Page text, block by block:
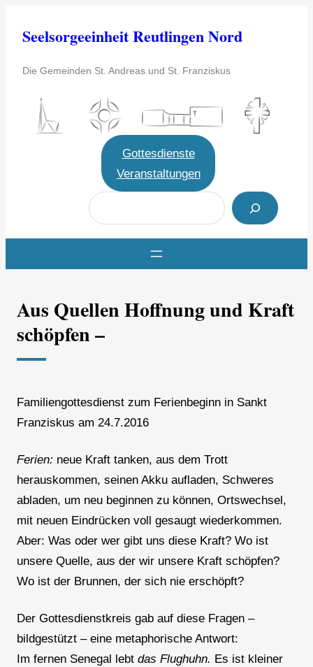
InhaltSeelsorgeeinheit Reutlingen Nord
Die Gemeinden St. Andreas und St. Franziskus
Gottesdienste
Veranstaltungen
S
u
c
n
Aus Quellen Hoffnung und Kraft
schöpfen –
Familiengottesdienst zum Ferienbeginn in Sankt
Franziskus am 24.7.2016
Ferien: neue Kraft tanken, aus dem Trott
herauskommen, seinen Akku aufladen, Schweres
abladen, um neu beginnen zu können, Ortswechsel,
mit neuen Eindrücken voll gesaugt wiederkommen.
Aber: Was oder wer gibt uns diese Kraft? Wo ist
unsere Quelle, aus der wir unsere Kraft schöpfen?
Wo ist der Brunnen, der sich nie erschöpft?
Der Gottesdienstkreis gab auf diese Fragen –
bildgestützt – eine metaphorische Antwort:
Im fernen Senegal lebt das Flughuhn. Es ist kleiner